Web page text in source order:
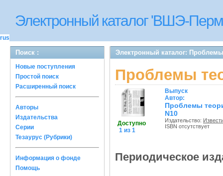
Электронный каталог 'ВШЭ-
rus
Поиск :
Новые поступления
Простой поиск
Расширенный поиск
Авторы
Издательства
Серии
Тезаурус (Рубрики)
Информация о фонде
Помощь
Электронный каталог:
Проблемы
Доступно
1 из 1
Выпуск
Автор:
Проблемы
N10
Издательство:
ISBN отсутствует
Периодическое